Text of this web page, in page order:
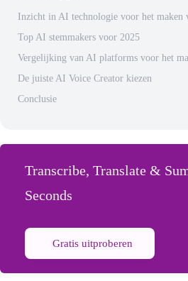
Inzicht in AI technologie voor het maken
Top AI stemmakers voor 2025
Vergelijking van AI platforms voor het
De juiste AI Voice Creator kiezen
Conclusie
Transcribe, Translate &
Seconds
Gratis uitproberen